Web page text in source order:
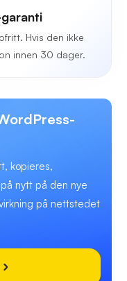
Hvis den ikke
innen 30 dager.
kopieres,
nytt på den nye
på nettstedet